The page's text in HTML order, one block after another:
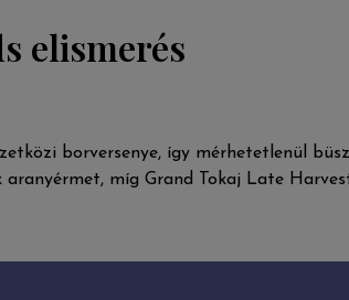
elismerés
borversenye, így mérhetetlenül
míg Grand Tokaj Late